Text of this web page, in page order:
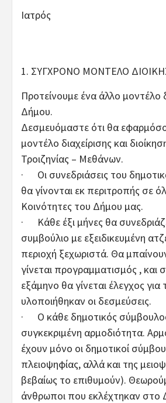
1. ΣΥΓΧΡΟΝΟ ΜΟΝΤΕΛΟ
Προτείνουμε ένα άλλο μοντέλο
Δήμου.
Δεσμευόμαστε ότι θα
μοντέλο διαχείρισης και
Τροιζηνίας – Μεθάνων.
· Οι συνεδριάσεις του
θα γίνονται εκ περιτροπής σε
Κοινότητες του Δήμου μας.
· Κάθε έξι μήνες θα
συμβούλιο με εξειδικευμένη
περιοχή ξεχωριστά. Θα
γίνεται προγραμματισμός , και
εξάμηνο θα γίνεται έλεγχος
υλοποιήθηκαν οι δεσμεύσεις.
· Ο κάθε δημοτικός σύμβουλος
συγκεκριμένη αρμοδιότητα.
έχουν μόνο οι δημοτικοί
πλειοψηφίας, αλλά και της
βεβαίως το επιθυμούν).
άνθρωποι που εκλέχτηκαν στο